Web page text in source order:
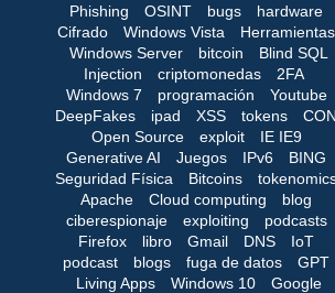
Phishing
OSINT bugs
hardware
Cifrado
Windows Vista
Herramientas
Windows Server
bitcoin
Blind SQL
Injection
criptomonedas
2FA
Windows 7
programación
Youtube
DeepFakes
ipad XSS tokens
CON
Open Source
exploit
IE IE9
Generative AI
Juegos IPv6
BING
Seguridad Física
Bitcoins
Apache
Cloud computing
blog
ciberespionaje
exploiting
podcasts
Firefox
libro Gmail DNS
IoT
podcast
blogs fuga de datos
GPT
Living Apps
Windows 10
Google